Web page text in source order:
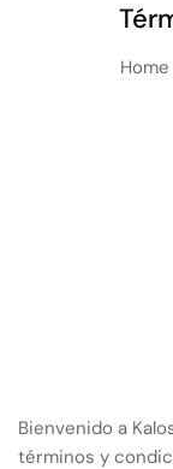
Home
Bienvenido a
términos y